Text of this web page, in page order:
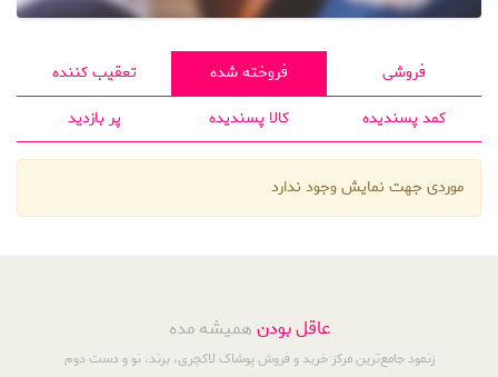
فروشی فروخته شده
تعقیب کننده
کمد پسندیده
کالا پسندیده پر بازدید
موردی جهت نمایش وجود ندارد
عاقل بودنهمیشه مده
زنمود جامع‌ترین مرکز خرید و فروش پوشاک لاکچری، برند، نو و دست دوم